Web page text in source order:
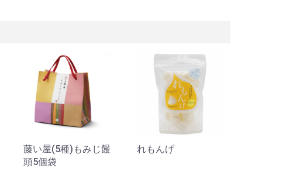
藤い屋(5種)もみじ饅
頭5個袋
れもんげ